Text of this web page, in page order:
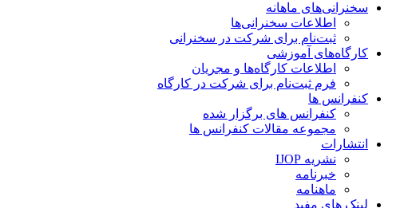
سخنرانی‌های ماهانه
اطلاعات سخنرانی‌‌ها
ثبت‌نام برای شرکت در سخنرانی
کارگاه‌های آموزشی
اطلاعات کارگاه‌ها و مجریان
فرم ثبت‌نام برای شرکت در کارگاه
کنفرانس ها
کنفرانس های برگزار شده
مجموعه مقالات کنفرانس ها
انتشارات
نشریه IJOP
خبرنامه
ماهنامه
لینک های مفید